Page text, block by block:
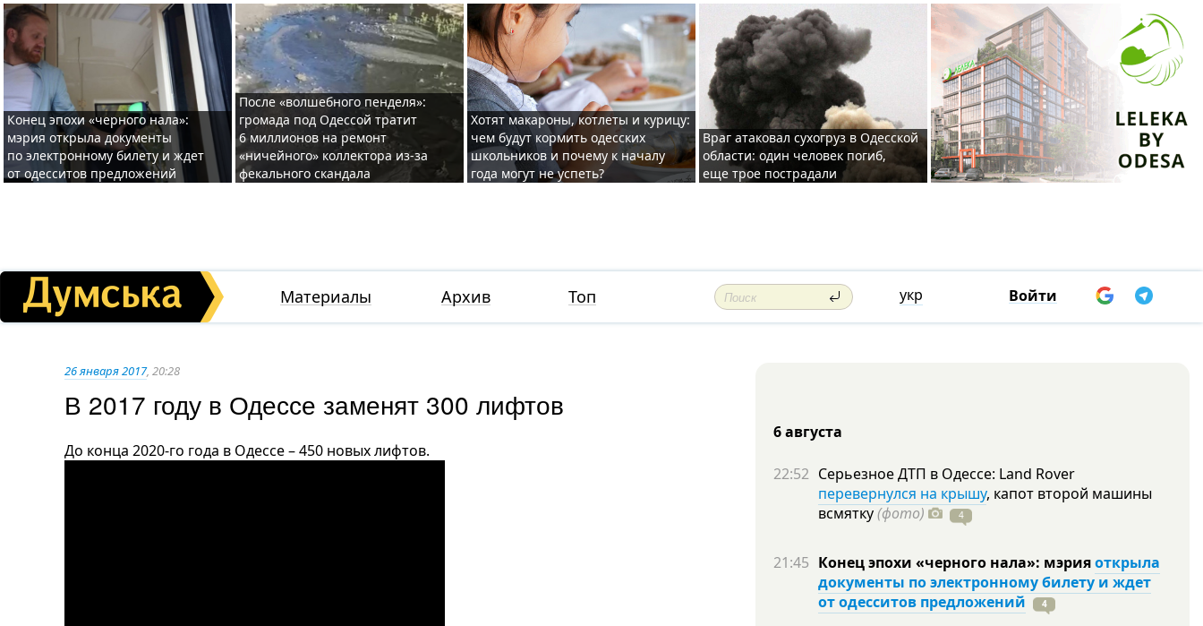
Конец эпохи «черного нала»:
мэрия открыла документы
по электронному билету и ждет
от одесситов предложений
После «волшебного пенделя»:
громада под Одессой тратит
6 миллионов на ремонт
«ничейного» коллектора из-за
фекального скандала
Хотят макароны, котлеты и курицу:
чем будут кормить одесских
школьников и почему к началу
года могут не успеть?
Враг атаковал сухогруз в Одесской
области: один человек погиб,
еще трое пострадали
Материалы Архив Топ укр Войти
26 января 2017, 20:28
В 2017 году в Одессе заменят 300 лифтов
До конца 2020-го года в Одессе – 450 новых лифтов.
6 августа
22:52 Серьезное ДТП в Одессе: Land Rover
перевернулся на крышу, капот второй машины
всмятку(фото) 4
21:45 Конец эпохи «черного нала»: мэрияоткрыла
документы по электронному билету и ждет
от одесситов предложений
4